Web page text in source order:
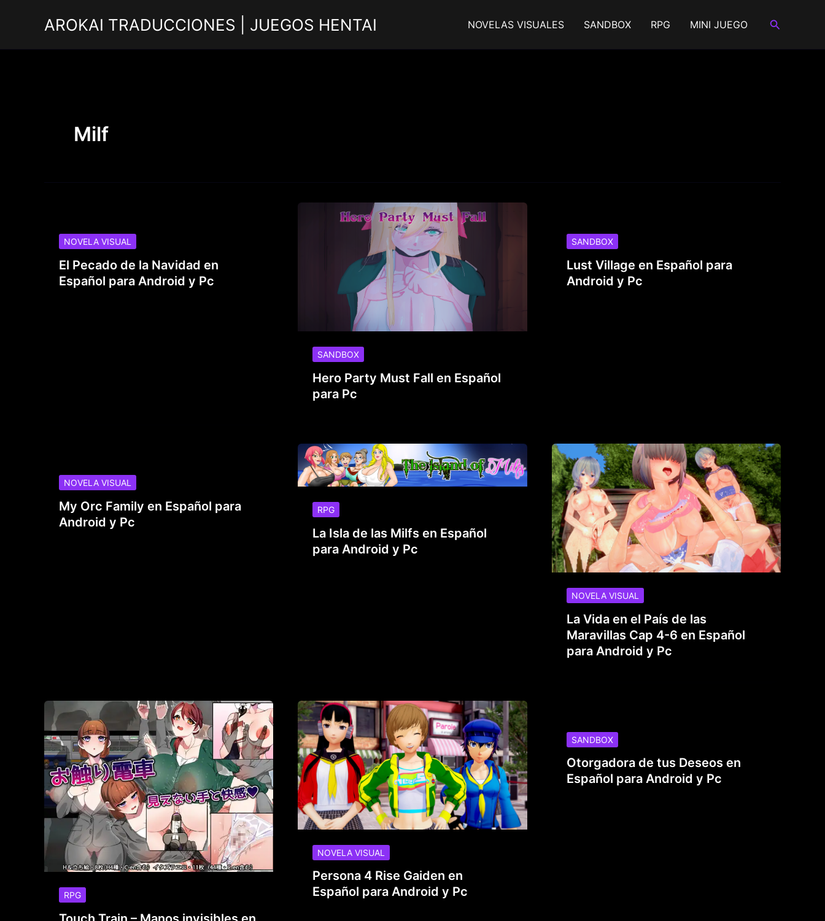
AROKAI TRADUCCIONES | JUEGOS HENTAI NOVELAS VISUALES SANDBOX RPG MINI JUEGO Buscar
Milf
NOVELA VISUAL
El Pecado de la Navidad en
Español para Android y Pc
SANDBOX
Hero Party Must Fall en Español
para Pc
SANDBOX
Lust Village en Español para
Android y Pc
NOVELA VISUAL
My Orc Family en Español para
Android y Pc
RPG
La Isla de las Milfs en Español
para Android y Pc
NOVELA VISUAL
La Vida en el País de las
Maravillas Cap 4-6 en Español
para Android y Pc
RPG
NOVELA VISUAL
Persona 4 Rise Gaiden en
Español para Android y Pc
SANDBOX
Otorgadora de tus Deseos en
Español para Android y Pc